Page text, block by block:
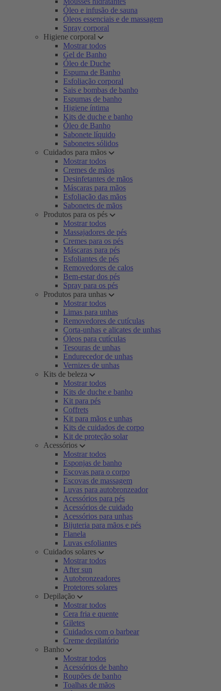
Óleo e infusão de sauna
Óleos essenciais e de massagem
Spray corporal
Higiene corporal
Mostrar todos
Gel de Banho
Óleo de Duche
Espuma de Banho
Esfoliação corporal
Sais e bombas de banho
Espumas de banho
Higiene íntima
Kits de duche e banho
Óleo de Banho
Sabonete líquido
Sabonetes sólidos
Cuidados para mãos
Mostrar todos
Cremes de mãos
Desinfetantes de mãos
Máscaras para mãos
Esfoliação das mãos
Sabonetes de mãos
Produtos para os pés
Mostrar todos
Massajadores de pés
Cremes para os pés
Máscaras para pés
Esfoliantes de pés
Removedores de calos
Bem-estar dos pés
Spray para os pés
Produtos para unhas
Mostrar todos
Limas para unhas
Removedores de cutículas
Corta-unhas e alicates de unhas
Óleos para cutículas
Tesouras de unhas
Endurecedor de unhas
Vernizes de unhas
Kits de beleza
Mostrar todos
Kits de duche e banho
Kit para pés
Coffrets
Kit para mãos e unhas
Kits de cuidados de corpo
Kit de proteção solar
Acessórios
Mostrar todos
Esponjas de banho
Escovas para o corpo
Escovas de massagem
Luvas para autobronzeador
Acessórios para pés
Acessórios de cuidado
Acessórios para unhas
Bijuteria para mãos e pés
Flanela
Luvas esfoliantes
Cuidados solares
Mostrar todos
After sun
Autobronzeadores
Protetores solares
Depilação
Mostrar todos
Cera fria e quente
Giletes
Cuidados com o barbear
Creme depilatório
Banho
Mostrar todos
Acessórios de banho
Roupões de banho
Toalhas de mãos